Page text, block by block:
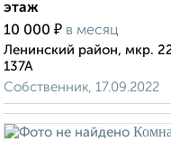
этаж
10 000 ₽ в месяц
Ленинский район, мкр.
137А
Собственник, 17.09.2022